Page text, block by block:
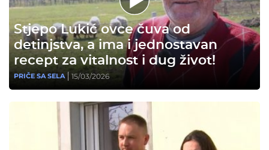
Stjepo Lukić ovce čuva od
detinjstva, a ima i jednostavan
recept za vitalnost i dug život!
PRIČE SA SELA 15/03/2026